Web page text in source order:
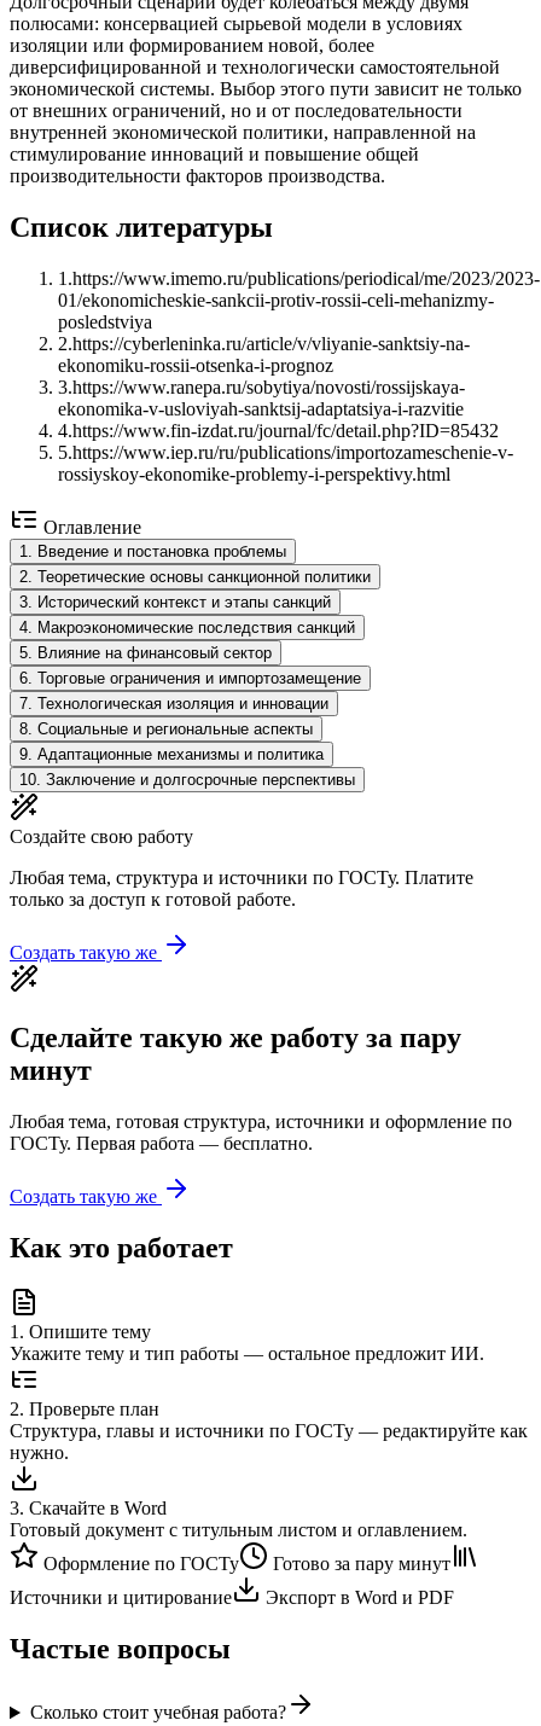
полюсами: консервацией сырьевой модели в условиях
изоляции или формированием новой, более
диверсифицированной и технологически самостоятельной
экономической системы. Выбор этого пути зависит не только
от внешних ограничений, но и от последовательности
внутренней экономической политики, направленной на
стимулирование инноваций и повышение общей
производительности факторов производства.
Список литературы
1 .https://www.imemo.ru/publications/periodical/me/2023/2023-
01/ekonomicheskie-sankcii-protiv-rossii-celi-mehanizmy-
posledstviya
2.https://cyberleninka.ru/article/v/vliyanie-sanktsiy-na-
ekonomiku-rossii-otsenka-i-prognoz
3.https://www.ranepa.ru/sobytiya/novosti/rossijskaya-
ekonomika-v-usloviyah-sanktsij-adaptatsiya-i-razvitie
4.https://www.fin-izdat.ru/journal/fc/detail.php?ID=85432
5.https://www.iep.ru/ru/publications/importozameschenie-v-
rossiyskoy-ekonomike-problemy-i-perspektivy.html
Оглавление
1
Введение и постановка проблемы
2 Теоретические основы санкционной политики
3
Исторический контекст и этапы санкций
4
Макроэкономические последствия санкций
5
Влияние на финансовый сектор
6 Торговые ограничения и импортозамещение
7 Технологическая изоляция и инновации
8 Социальные и региональные аспекты
9 Адаптационные механизмы и политика
10 Заключение и долгосрочные перспективы
Создайте свою работу
Любая тема, структура и источники по ГОСТу. Платите
только за доступ к готовой работе.
Создать такую же
Сделайте такую же работу за пару
минут
Любая тема, готовая структура, источники и оформление по
ГОСТу. Первая работа — бесплатно.
Создать такую же
Как это работает
1. Опишите тему
Укажите тему и тип работы — остальное предложит ИИ.
2. Проверьте план
Структура, главы и источники по ГОСТу — редактируйте как
нужно.
3. Скачайте в Word
Готовый документ с титульным листом и оглавлением.
Оформление по ГОСТу
Готово за пару минут
Источники и цитирование
Экспорт в Word и PDF
Частые вопросы
Сколько стоит учебная работа?